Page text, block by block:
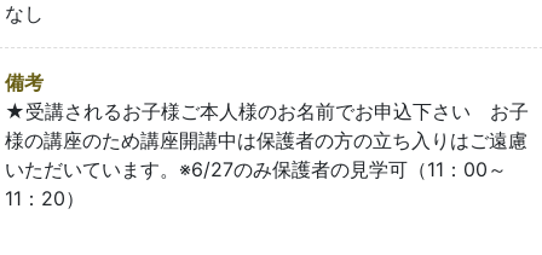
なし
備考
★受講されるお子様ご本人様のお名前でお申込下さい お子
様の講座のため講座開講中は保護者の方の立ち入りはご遠慮
いただいています。※6/27のみ保護者の見学可（11：00～
11：20）